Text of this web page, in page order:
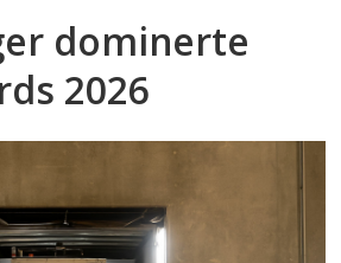
dominerte
2026